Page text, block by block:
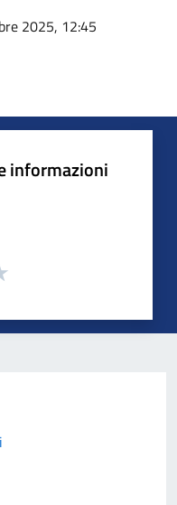
2025, 12:45
informazioni